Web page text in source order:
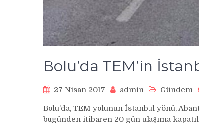
Bolu’da TEM’in
27 Nisan 2017 admin Gündem
Bolu’da, TEM yolunun İstanbul yönü,
bugünden itibaren 20 gün ulaşıma